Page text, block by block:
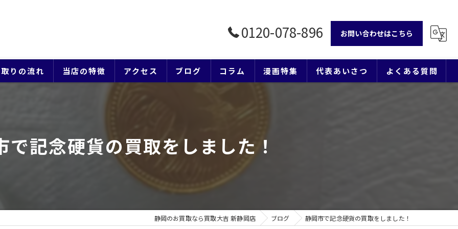
0120-078-896 お問い合わせはこちら
りの流れ 当店の特徴
ジュエリー
アクセス ブログ コラム 漫画特集 代表あいさつ よくある質問
で記念硬貨の買取をしました！
静岡のお買取なら買取大吉 新静岡店 ブログ 静岡市で記念硬貨の買取をしました！